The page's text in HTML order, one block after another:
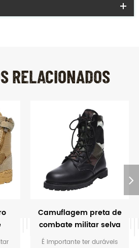
RELACIONADOS
Camuflagem preta de
combate militar selva
botas
É importante ter duráveis